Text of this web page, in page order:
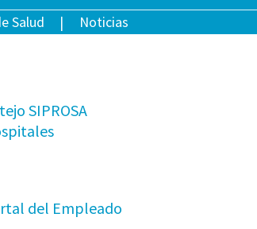
Salud Noticias
SIPROSA
del Empleado